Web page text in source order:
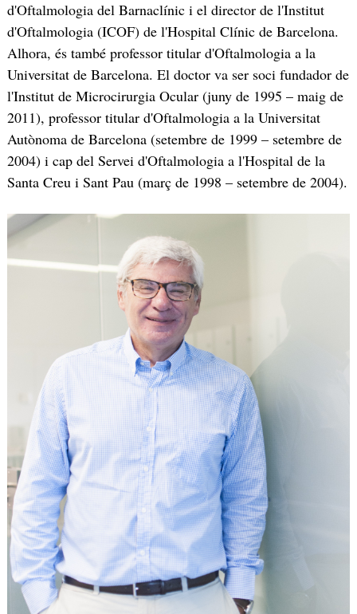
d'Oftalmologia del Barnaclínic i el director de l'Institut
d'Oftalmologia (ICOF) de l'Hospital Clínic de Barcelona.
Alhora, és també professor titular d'Oftalmologia a la
Universitat de Barcelona. El doctor va ser soci fundador de
l'Institut de Microcirurgia Ocular (juny de 1995 – maig de
2011), professor titular d'Oftalmologia a la Universitat
Autònoma de Barcelona (setembre de 1999 – setembre de
2004) i cap del Servei d'Oftalmologia a l'Hospital de la
Santa Creu i Sant Pau (març de 1998 – setembre de 2004).